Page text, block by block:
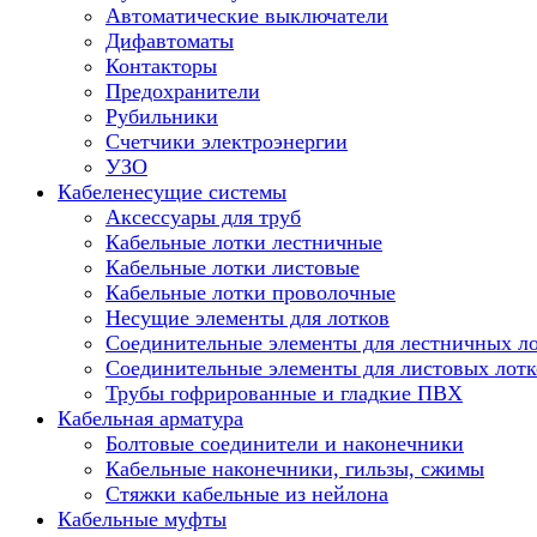
Автоматические выключатели
Дифавтоматы
Контакторы
Предохранители
Рубильники
Счетчики электроэнергии
УЗО
Кабеленесущие системы
Аксессуары для труб
Кабельные лотки лестничные
Кабельные лотки листовые
Кабельные лотки проволочные
Несущие элементы для лотков
Соединительные элементы для лестничных
Соединительные элементы для листовых
Трубы гофрированные и гладкие ПВХ
Кабельная арматура
Болтовые соединители и наконечники
Кабельные наконечники, гильзы, сжимы
Стяжки кабельные из нейлона
Кабельные муфты